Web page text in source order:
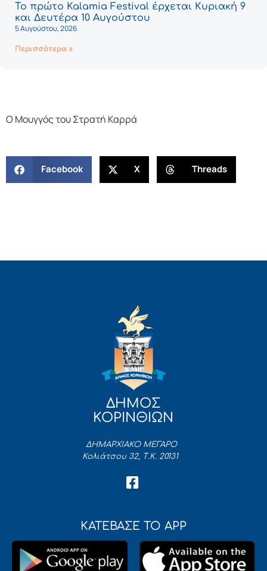
Το πρώτο Kalamia Festival έρχεται Κυριακή 9
και Δευτέρα 10 Αυγούστου
5 Αυγούστου, 2026
Περισσότερα »
Ο Μουγγός του Στρατή Καρρά
Facebook X Threads
ΔΗΜΟΣ
ΚΟΡΙΝΘΙΩΝ
ΔΗΜΑΡΧΙΑΚΟ ΜΕΓΑΡΟ
Κολιάτσου 32, Τ.Κ. 20131
ΚΑΤΕΒΑΣΕ ΤΟ APP